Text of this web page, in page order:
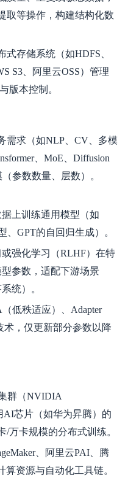
取等操作，构建结构化数
存储系统（如HDFS、
S3、阿里云OSS）管理
版本控制。
需求（如NLP、CV、多模
、MoE、Diffusion
参数数量、层数）。
上训练通用模型（如
、GPT的自回归生成）。
强化学习（RLHF）在特
参数，适配下游场景
统）。
低秩适应）、Adapter
术，仅更新部分参数以降
群（NVIDIA
AI芯片（如华为昇腾）的
万卡规模的分布式训练。
、阿里云PAI、腾
资源与自动化工具链。